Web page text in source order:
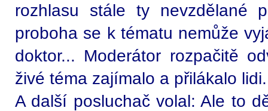
rozhlasu stále ty nevzdělané
proboha se k tématu nemůže
doktor... Moderátor rozpačitě
živé téma zajímalo a přilákalo
A další posluchač volal: Ale to